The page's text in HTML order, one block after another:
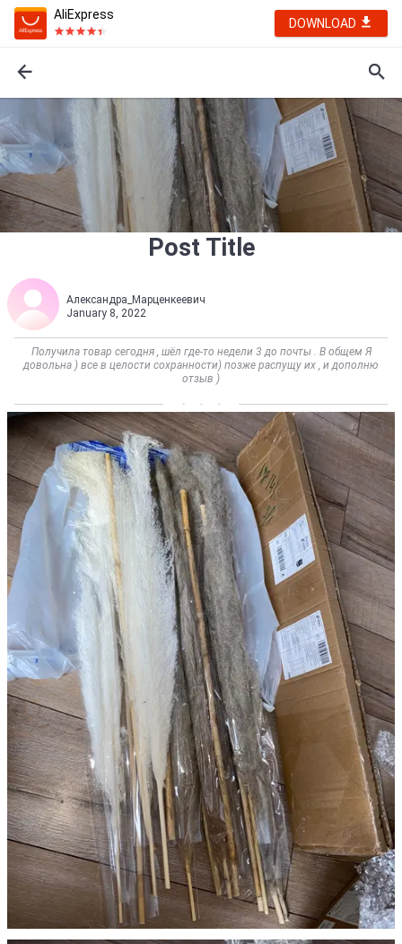
AliExpress
DOWNLOAD
Post Title
Александра_Марценкеевич
January 8, 2022
Получила товар сегодня , шёл где-то недели 3 до почты . В общем Я
довольна ) все в целости сохранности) позже распущу их , и дополню
отзыв )